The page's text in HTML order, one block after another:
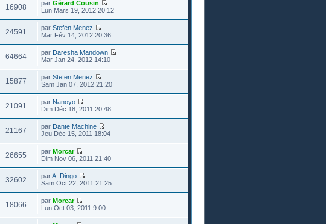
16908 par Gérard Cousin
Lun Mars 19, 2012 20:12
24591 par Stefen Menez
Mar Fév 14, 2012 20:36
64664 par Daresha Mandown
Mar Jan 24, 2012 14:10
15877 par Stefen Menez
Sam Jan 07, 2012 21:20
21091 par Nanoyo
Dim Déc 18, 2011 20:48
21167 par Dante Machine
Jeu Déc 15, 2011 18:04
26655 par Morcar
Dim Nov 06, 2011 21:40
32602 parA. Dingo
Sam Oct 22, 2011 21:25
18066 par Morcar
Lun Oct 03, 2011 9:00